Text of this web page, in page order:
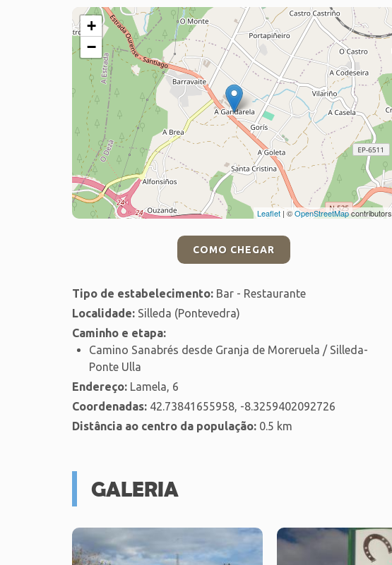
+
−
Leaflet| ©OpenStreetMapcontributors
COMO CHEGAR
Tipo de estabelecimento: Bar - Restaurante
Localidade: Silleda (Pontevedra)
Caminho e etapa:
Camino Sanabrés desde Granja de Moreruela / Silleda-
Ponte Ulla
Endereço: Lamela, 6
Coordenadas: 42.73841655958, -8.3259402092726
Distância ao centro da população: 0.5 km
GALERIA